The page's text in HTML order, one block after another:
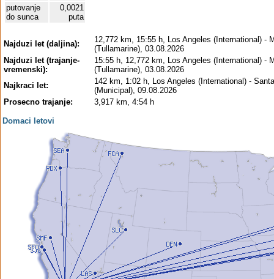
putovanje
do sunca
0,0021
puta
Najduzi let (daljina):
12,772 km, 15:55 h, Los Angeles (International) -
(Tullamarine), 03.08.2026
Najduzi let (trajanje-
vremenski):
15:55 h, 12,772 km, Los Angeles (International) -
(Tullamarine), 03.08.2026
Najkraci let:
142 km, 1:02 h, Los Angeles (International) -
(Municipal), 09.08.2026
Prosecno trajanje:
3,917 km, 4:54 h
Domaci letovi